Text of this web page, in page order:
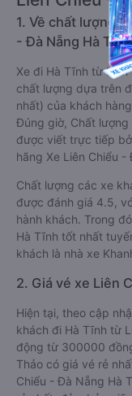
Giới thiệu
Liên Chiểu -
1. Về chất lượng,
- Đà Nẵng Hà Tĩnh
Xe đi Hà Tĩnh từ Liên
chất lượng dựa trên
nhất) của khách
Đúng giờ, Chất
được viết trực tiếp
hãng Xe Liên Chiểu
Chất lượng các xe
được đánh giá 4.5,
hành khách. Trong
Hà Tĩnh tốt nhất
khách là nhà xe
2. Giá vé xe Liên
Hiện tại, theo cập
khách đi Hà Tĩnh từ